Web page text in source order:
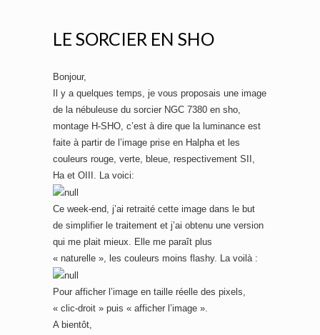
LE SORCIER EN SHO
Bonjour,
Il y a quelques temps, je vous proposais une image
de la nébuleuse du sorcier NGC 7380 en sho,
montage H-SHO, c’est à dire que la luminance est
faite à partir de l’image prise en Halpha et les
couleurs rouge, verte, bleue, respectivement SII,
Ha et OIII. La voici:
Ce week-end, j’ai retraité cette image dans le but
de simplifier le traitement et j’ai obtenu une version
qui me plait mieux. Elle me paraît plus
« naturelle », les couleurs moins flashy. La voilà :
Pour afficher l’image en taille réelle des pixels,
« clic-droit » puis « afficher l’image ».
A bientôt,